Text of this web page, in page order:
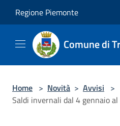
Regione Piemonte
Comune di
Home > Novità > Avvisi >
Saldi invernali dal 4 gennaio